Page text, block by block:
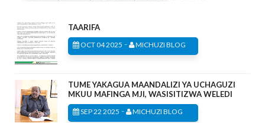
TAARIFA
OCT 04 2025 - MICHUZI BLOG
TUME YAKAGUA MAANDALIZI YA UCHAGUZI
MKUU MAFINGA MJI, WASISITIZWA WELEDI
SEP 22 2025 - MICHUZI BLOG